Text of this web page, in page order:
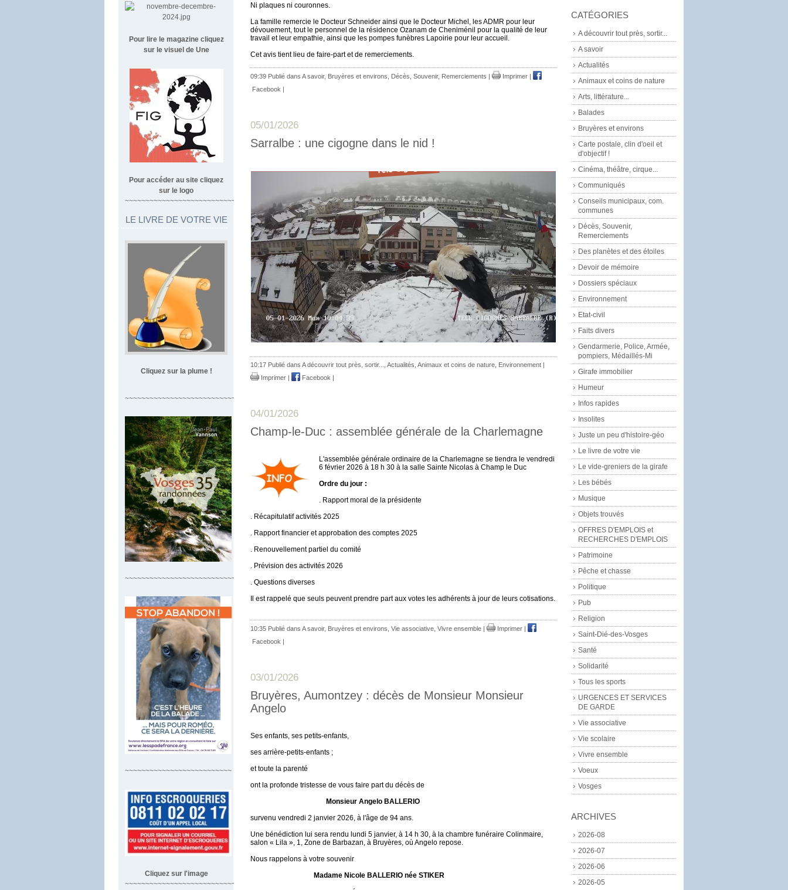
Pour lire le magazine cliquez
sur le visuel de Une
Pour accéder au site cliquez
sur le logo
~~~~~~~~~~~~~~~~~~~~~~~~~~~~~~~~~
LE LIVRE DE VOTRE VIE
Cliquez sur la plume !
~~~~~~~~~~~~~~~~~~~~~~~~~~~~~~~~~~
~~~~~~~~~~~~~~~~~~~~~~~~~~~~~~~~~
~~~~~~~~~~~~~~~~~~~~~~~~~~
Cliquez sur l'image
~~~~~~~~~~~~~~~~~~~~~~~~~~~~~~~~~~~~
CATÉGORIES
A découvrir tout près, sortir...
A savoir
Actualités
Animaux et coins de nature
Arts, littérature...
Balades
Bruyères et environs
Carte postale, clin d'oeil et
d'objectif !
Cinéma, théâtre, cirque...
Communiqués
Conseils municipaux, com.
communes
Décès, Souvenir,
Remerciements
Des planètes et des étoiles
Devoir de mémoire
Dossiers spéciaux
Environnement
Etat-civil
Faits divers
Gendarmerie, Police, Armée,
pompiers, Médaillés-Mi
Girafe immobilier
Humeur
Infos rapides
Insolites
Juste un peu d'histoire-géo
Le livre de votre vie
Le vide-greniers de la girafe
Les bébés
Musique
Objets trouvés
OFFRES D'EMPLOIS et
RECHERCHES D'EMPLOIS
Patrimoine
Pêche et chasse
Politique
Pub
Religion
Saint-Dié-des-Vosges
Santé
Solidarité
Tous les sports
URGENCES ET SERVICES
DE GARDE
Vie associative
Vie scolaire
Vivre ensemble
Voeux
Vosges
ARCHIVES
2026-08
2026-07
2026-06
2026-05
Ni plaques ni couronnes.
La famille remercie le Docteur Schneider ainsi que le Docteur Michel, les ADMR pour leur
dévouement, tout le personnel de la résidence Ozanam de Cheniménil pour la qualité de leur
travail et leur empathie, ainsi que les pompes funèbres Lapoirie pour leur accueil.
Cet avis tient lieu de faire-part et de remerciements.
09:39 Publié dans A savoir, Bruyères et environs Décès, Souvenir, Remerciements | Imprimer |
Facebook |
05/01/2026
Sarralbe : une cigogne dans le nid !
10:17 Publié dans A découvrir tout près, sortir... Actualités Animaux et coins de nature Environnement |
Imprimer | Facebook |
04/01/2026
Champ-le-Duc : assemblée générale de la Charlemagne
L'assemblée générale ordinaire de la Charlemagne se tiendra le vendredi
6 février 2026 à 18 h 30 à la salle Sainte Nicolas à Champ le Duc
Ordre du jour :
. Rapport moral de la présidente
. Récapitulatif activités 2025
. Rapport financier et approbation des comptes 2025
. Renouvellement partiel du comité
. Prévision des activités 2026
. Questions diverses
Il est rappelé que seuls peuvent prendre part aux votes les adhérents à jour de leurs cotisations.
10:35 Publié dans A savoir, Bruyères et environs Vie associative Vivre ensemble | Imprimer |
Facebook |
03/01/2026
Bruyères, Aumontzey : décès de Monsieur Monsieur
Angelo
Ses enfants, ses petits-enfants,
ses arrière-petits-enfants ;
et toute la parenté
ont la profonde tristesse de vous faire part du décès de
Monsieur Angelo BALLERIO
survenu vendredi 2 janvier 2026, à l'âge de 94 ans.
Une bénédiction lui sera rendu lundi 5 janvier, à 14 h 30, à la chambre funéraire Colinmaire,
salon « Lila », 1, Zone de Barbazan, à Bruyères, où Angelo repose.
Nous rappelons à votre souvenir
Madame Nicole BALLERIO née STIKER